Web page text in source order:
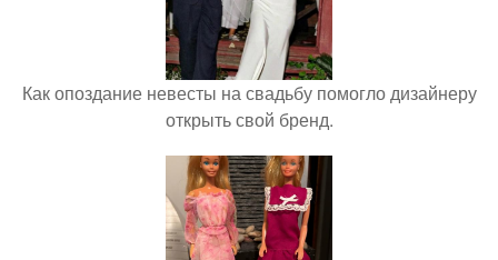
Как опоздание невесты на свадьбу помогло дизайнеру
открыть свой бренд.